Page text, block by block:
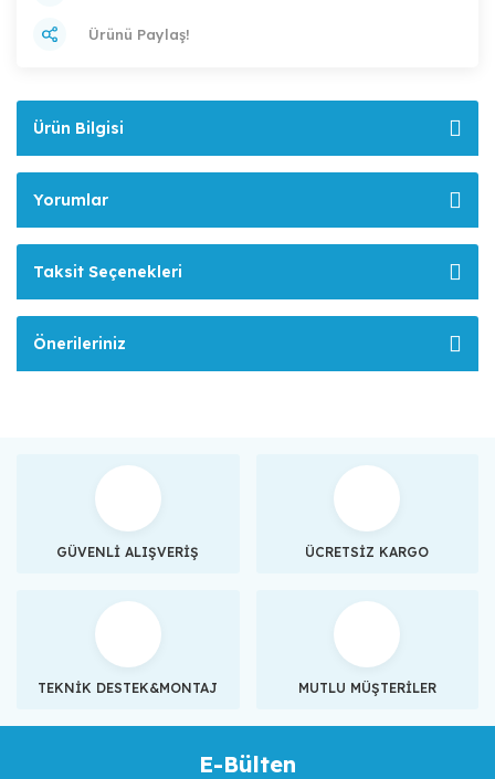
Ürünü Paylaş!
Ürün Bilgisi
Yorumlar
Taksit Seçenekleri
Önerileriniz
GÜVENLİ ALIŞVERİŞ ÜCRETSİZ KARGO
TEKNİK DESTEK&MONTAJ MUTLU MÜŞTERİLER
E-Bülten